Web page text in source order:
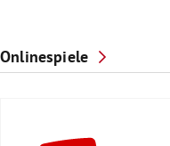
Onlinespiele